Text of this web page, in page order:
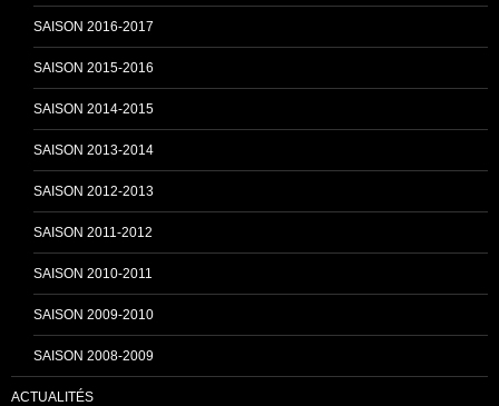
h
n
SAISON 2016-2017
SAISON 2015-2016
SAISON 2014-2015
SAISON 2013-2014
SAISON 2012-2013
SAISON 2011-2012
SAISON 2010-2011
SAISON 2009-2010
SAISON 2008-2009
ACTUALITÉS